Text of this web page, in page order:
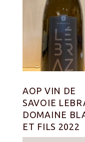
AOP VIN DE
SAVOIE
DOMAINE
ET FILS 2022